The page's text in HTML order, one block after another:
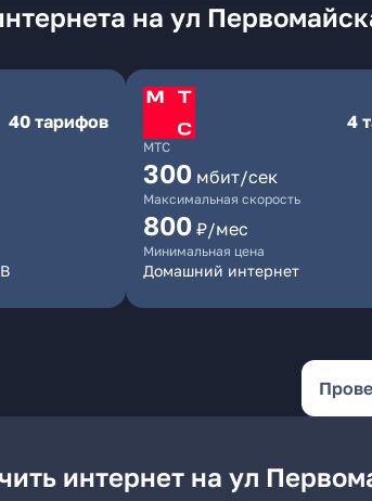
на ул
40 тарифов
МТС
4
300 мбит/сек
Максимальная скорость
800 ₽/мес
Минимальная цена
Домашний интернет
интернет на ул